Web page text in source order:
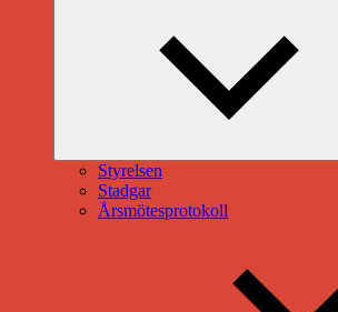
Styrelsen
Stadgar
Årsmötesprotokoll